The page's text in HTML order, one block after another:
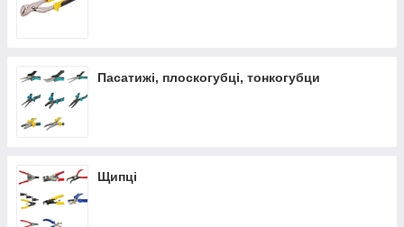
Пасатижі, плоскогубці, тонкогубци
Щипці